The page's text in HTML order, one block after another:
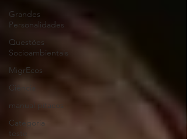
Grandes
Personalidades
Questões
Socioambientais
MigrEcos
Ciência
manual pitacos
Categoria
teste